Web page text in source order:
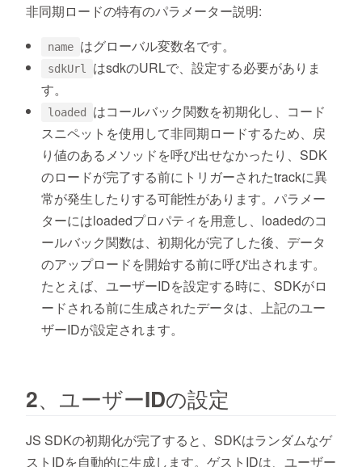
非同期ロードの特有のパラメーター説明:
name はグローバル変数名です。
sdkUrl
はsdkのURLで、設定する必要がありま
す。
loaded
はコールバック関数を初期化し、コード
スニペットを使用して非同期ロードするため、戻
り値のあるメソッドを呼び出せなかったり、SDK
のロードが完了する前にトリガーされたtrackに異
常が発生したりする可能性があります。パラメー
ターにはloadedプロパティを用意し、loadedのコ
ールバック関数は、初期化が完了した後、データ
のアップロードを開始する前に呼び出されます。
たとえば、ユーザーIDを設定する時に、SDKがロ
ードされる前に生成されたデータは、上記のユー
ザーIDが設定されます。
2、ユーザーIDの設定
JS SDKの初期化が完了すると、SDKはランダムなゲ
ストIDを自動的に生成します。ゲストIDは、ユーザー